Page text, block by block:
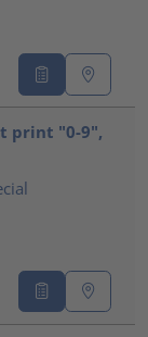
print "0-9",